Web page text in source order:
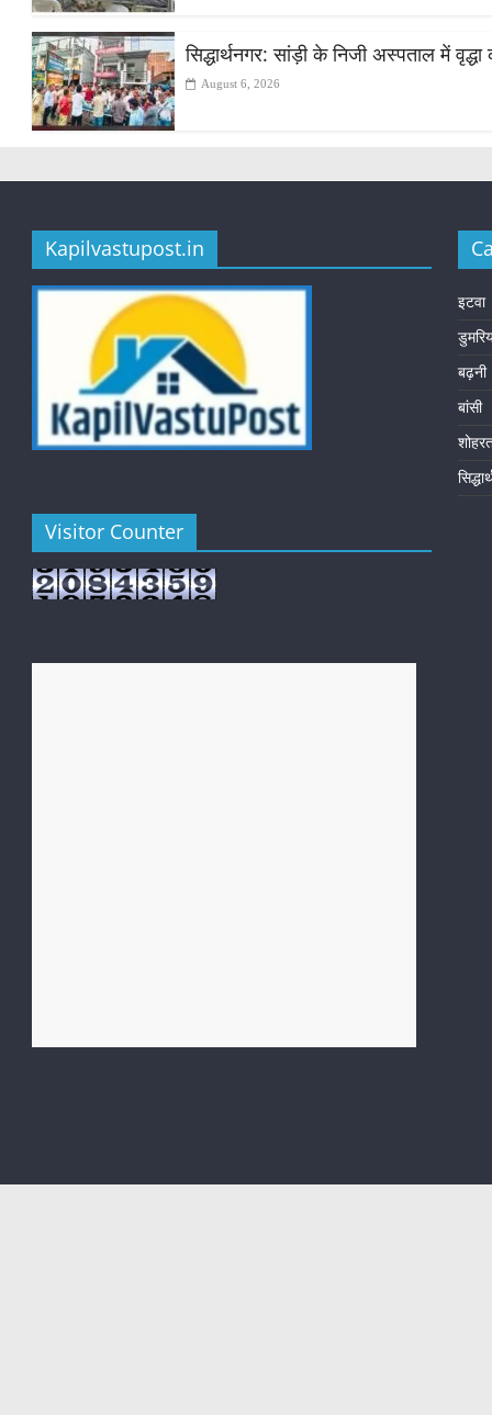
सिद्धार्थनगर: सांड़ी के निजी अस्पताल में
August 6, 2026
Kapilvastupost.in
Visitor Counter
इटवा
बढ़नी
बांसी